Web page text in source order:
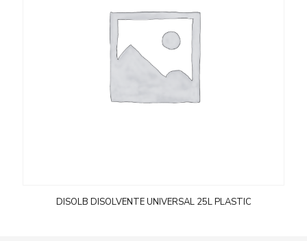
DISOLB DISOLVENTE UNIVERSAL 25L PLASTIC